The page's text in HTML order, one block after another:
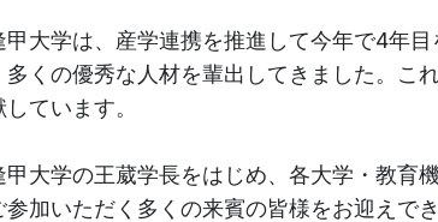
甲大学は、産学連携を推進して今年で4年
多くの優秀な人材を輩出してきました。こ
ています。
甲大学の王葳学長をはじめ、各大学・教育
参加いただく多くの来賓の皆様をお迎えで